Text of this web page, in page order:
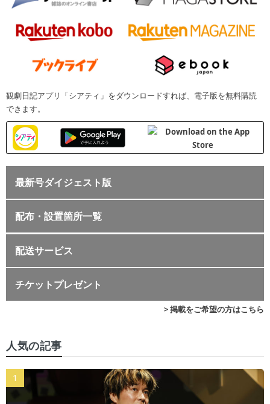
観劇日記アプリ「シアティ」をダウンロードすれば、電子版を無料購読
できます。
最新号ダイジェスト版
配布・設置箇所一覧
配送サービス
チケットプレゼント
> 掲載をご希望の方はこちら
人気の記事